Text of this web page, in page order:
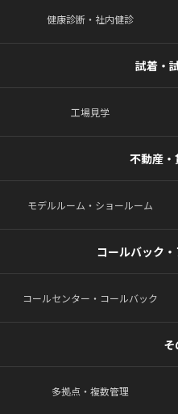
健康診断・社内健診
試着・
工場見学
不動産
モデルルーム・ショールーム
コールバック
コールセンター・コールバック
多拠点・複数管理